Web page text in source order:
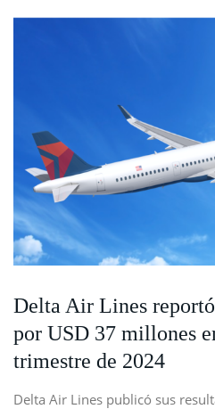
Delta Air Lines
por USD 37 millones
trimestre de 2024
Delta Air Lines publicó sus